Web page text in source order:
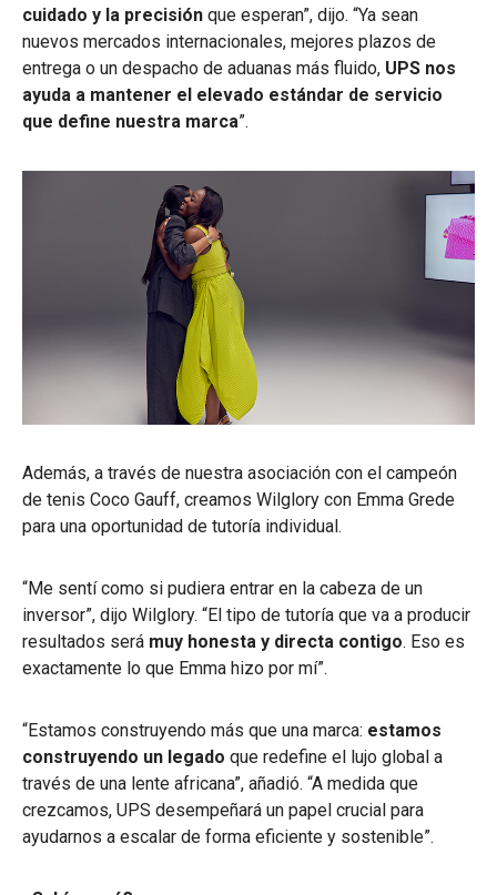
cuidado y la precisión que esperan”, dijo. “Ya sean
nuevos mercados internacionales, mejores plazos de
entrega o un despacho de aduanas más fluido, UPS nos
ayuda a mantener el elevado estándar de servicio
que define nuestra marca”.
Además, a través de nuestra asociación con el campeón
de tenis Coco Gauff, creamos Wilglory con Emma Grede
para una oportunidad de tutoría individual.
“Me sentí como si pudiera entrar en la cabeza de un
inversor”, dijo Wilglory. “El tipo de tutoría que va a producir
resultados será muy honesta y directa contigo. Eso es
exactamente lo que Emma hizo por mí”.
“Estamos construyendo más que una marca: estamos
construyendo un legado que redefine el lujo global a
través de una lente africana”, añadió. “A medida que
crezcamos, UPS desempeñará un papel crucial para
ayudarnos a escalar de forma eficiente y sostenible”.